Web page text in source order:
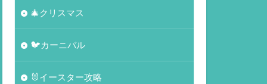
🎄クリスマス
🐦カーニバル
🐰イースター攻略